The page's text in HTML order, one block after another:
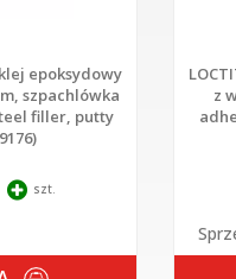
epoksydowy
szpachlówka
filler, putty
szt.
z